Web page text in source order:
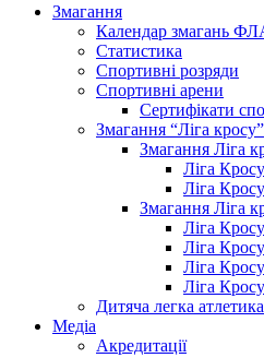
Змагання
Календар змагань
Статистика
Спортивні розряди
Спортивні арени
Сертифікати
Змагання “Ліга кросу”
Змагання Ліга
Ліга
Ліга
Змагання Ліга
Ліга
Ліга
Ліга
Ліга
Дитяча легка атлетика
Медіа
Акредитації